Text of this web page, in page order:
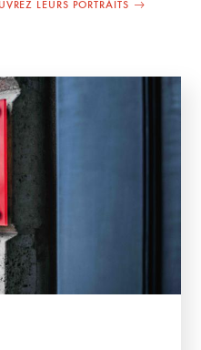
LEURS PORTRAITS